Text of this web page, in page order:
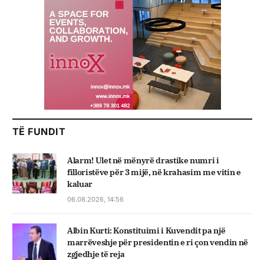
TË FUNDIT
Alarm! Ulet në mënyrë drastike numri i
filloristëve për 3 mijë, në krahasim me vitin e
kaluar
06.08.2026, 14:56
Albin Kurti: Konstituimi i Kuvendit pa një
marrëveshje për presidentin e ri çon vendin në
zgjedhje të reja